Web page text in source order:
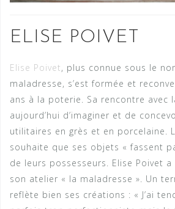
ELISE POIVET
Elise Poivet, plus connue sous le
maladresse, s’est formée et
ans à la poterie. Sa rencontre avec
aujourd’hui d’imaginer et de
utilitaires en grès et en porcelaine.
souhaite que ses objets « fassent
de leurs possesseurs. Elise Poivet
son atelier « la maladresse ». Un
reflète bien ses créations : « J’ai